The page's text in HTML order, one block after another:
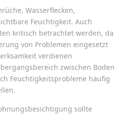
Wasserflecken,
Feuchtigkeit. Auch
kritisch betrachtet werden, da
von Problemen eingesetzt
verdienen
zwischen Boden
Feuchtigkeitsprobleme häufig
sollte